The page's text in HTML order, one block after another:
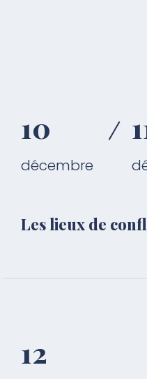
10
décembre
Les lieux de
12